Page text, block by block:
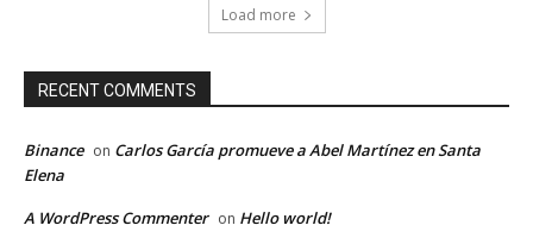
Load more
RECENT COMMENTS
Binance on Carlos García promueve a Abel Martínez en Santa
Elena
A WordPress Commenter on Hello world!